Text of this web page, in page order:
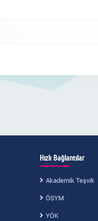
Hızlı Bağlantılar
Akademik Teşvik
ÖSYM
YÖK